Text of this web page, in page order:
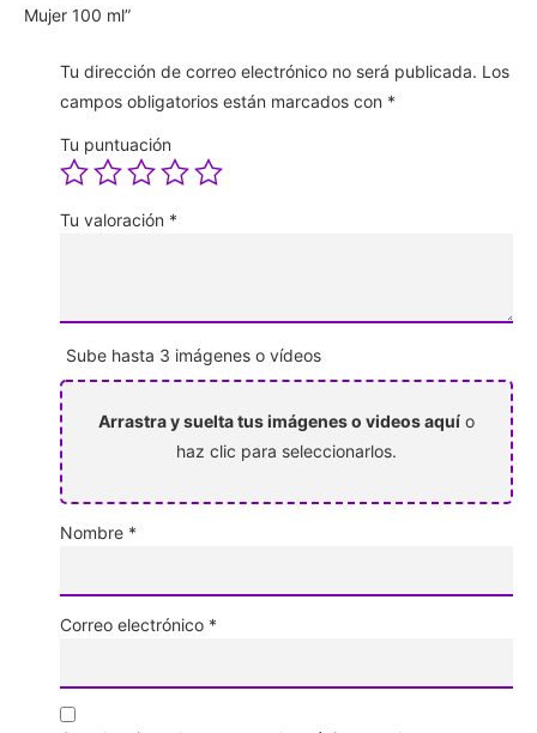
Mujer 100 ml”
Tu dirección de correo electrónico no será publicada. Los
campos obligatorios están marcados con *
Tu puntuación
Tu valoración *
Sube hasta 3 imágenes o vídeos
Arrastra y suelta tus imágenes o videos aquí o
haz clic para seleccionarlos.
Nombre *
Correo electrónico *